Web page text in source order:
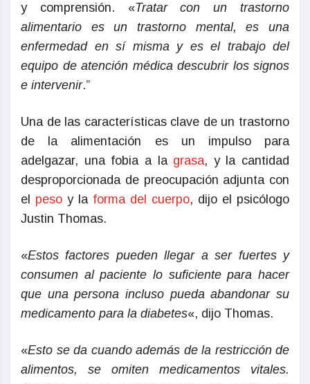
y comprensión. «Tratar con un trastorno
alimentario es un trastorno mental, es una
enfermedad en sí misma y es el trabajo del
equipo de atención médica descubrir los signos
e intervenir.”
Una de las características clave de un trastorno
de la alimentación es un impulso para
adelgazar, una fobia a la grasa, y la cantidad
desproporcionada de preocupación adjunta con
el peso y la forma del cuerpo, dijo el psicólogo
Justin Thomas.
«Estos factores pueden llegar a ser fuertes y
consumen al paciente lo suficiente para hacer
que una persona incluso pueda abandonar su
medicamento para la diabetes«, dijo Thomas.
«Esto se da cuando además de la restricción de
alimentos, se omiten medicamentos vitales.